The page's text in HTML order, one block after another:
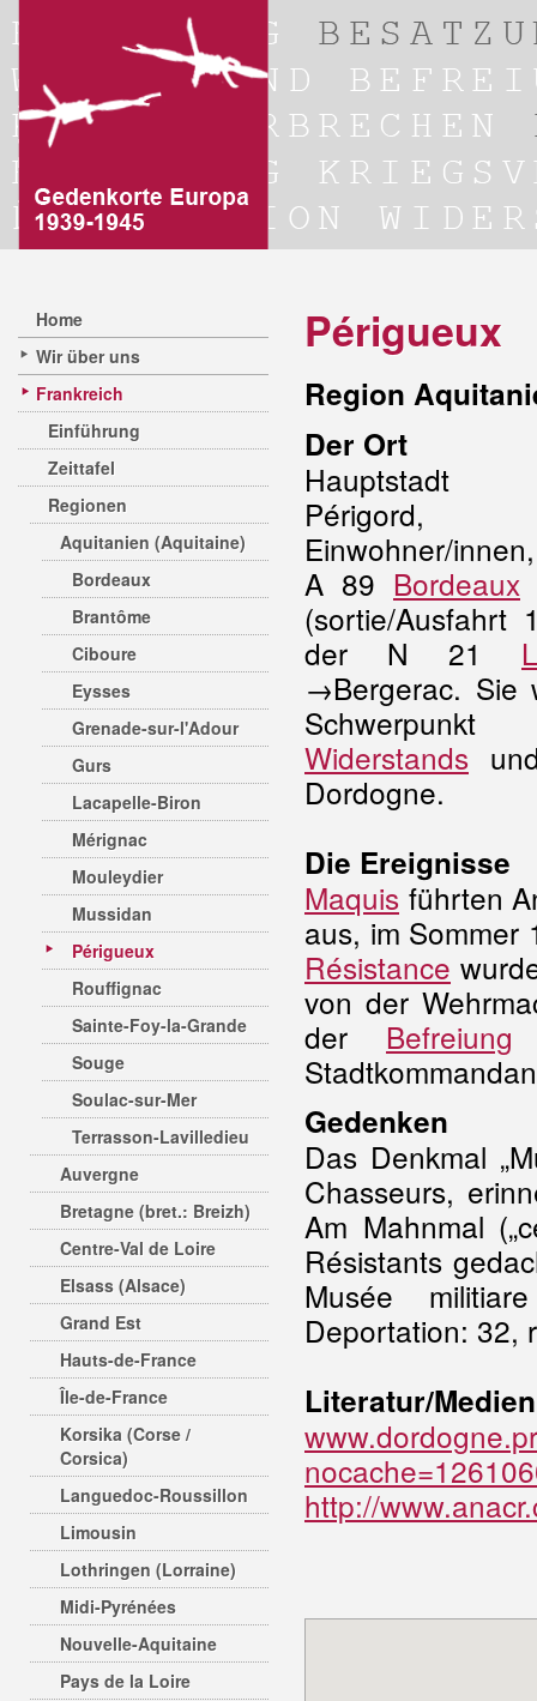
Home
Wir über uns
Frankreich
Einführung
Zeittafel
Regionen
Aquitanien (Aquitaine)
Bordeaux
Brantôme
Ciboure
Eysses
Grenade-sur-l'Adour
Gurs
Lacapelle-Biron
Mérignac
Mouleydier
Mussidan
Périgueux
Rouffignac
Sainte-Foy-la-Grande
Souge
Soulac-sur-Mer
Terrasson-Lavilledieu
Auvergne
Bretagne (bret.: Breizh)
Centre-Val de Loire
Elsass (Alsace)
Grand Est
Hauts-de-France
Île-de-France
Korsika (Corse /
Corsica)
Languedoc-Roussillon
Limousin
Lothringen (Lorraine)
Midi-Pyrénées
Nouvelle-Aquitaine
Pays de la Loire
Périgueux
Region
Der Ort
Périgord,
Einwohner/
A 89 Bordeaux
(sortie/Ausfahrt
der N 21
→Bergerac. Sie
Widerstands
Dordogne.
Die Ereignisse
Maquis führten
aus, im
Résistance
von der
der Befreiung
Gedenken
Das Denkmal
Chasseurs,
Am Mahnmal
Résistants
Musée
Deportation: 32,
Literatur/Medien
http://